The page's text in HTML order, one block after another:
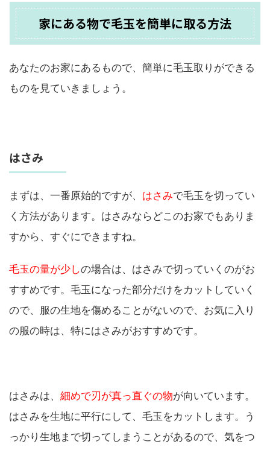
家にある物で毛玉を簡単に取る方法
あなたのお家にあるもので、簡単に毛玉取りができる
ものを見ていきましょう。
はさみ
まずは、一番原始的ですが、 はさみで毛玉を切ってい
く方法があります。はさみならどこのお家でもありま
すから、すぐにできますね。
毛玉の量が少しの場合は、はさみで切っていくのがお
すすめです。毛玉になった部分だけをカットしていく
ので、服の生地を傷めることがないので、お気に入り
の服の時は、特にはさみがおすすめです。
はさみは、 細めで刃が真っ直ぐの物が向いています。
はさみを生地に平行にして、毛玉をカットします。う
っかり生地まで切ってしまうことがあるので、気をつ